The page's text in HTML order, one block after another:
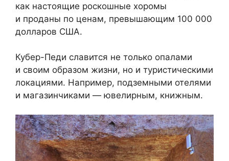
как настоящие роскошные хоромы
и проданы по ценам, превышающим 100 000
долларов США.
Кубер-Педи славится не только опалами
и своим образом жизни, но и туристическими
локациями. Например, подземными отелями
и магазинчиками — ювелирным, книжным.